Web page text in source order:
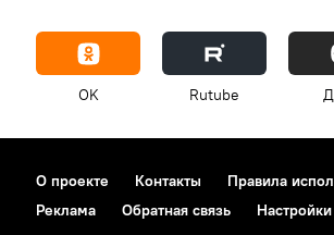
OK Rutube
О проекте Контакты Правила
Реклама
Обратная связь